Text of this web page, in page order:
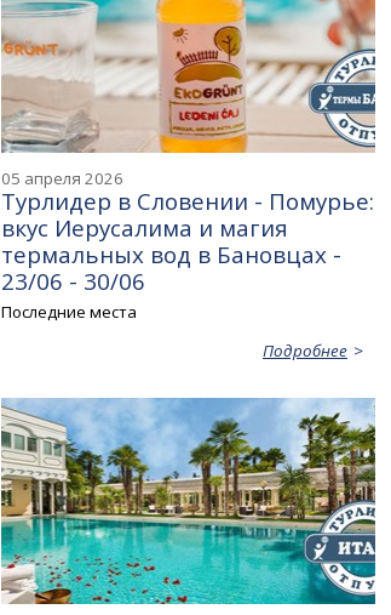
05 апреля 2026
Турлидер в Словении - Помурье:
вкус Иерусалима и магия
термальных вод в Бановцах -
23/06 - 30/06
Последние места
Подробнее